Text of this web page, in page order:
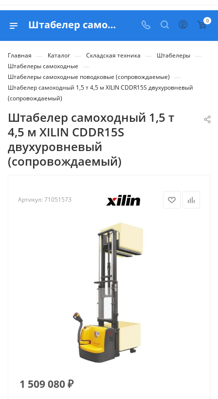
Штабелер самоходный 1,5 т 4,5 м XILIN CDDR15S двухуровневый (сопровождаемый) - купить в Belapex 0
Главная — Каталог — Складская техника — Штабелеры —
Штабелеры самоходные —
Штабелеры самоходные поводковые (сопровождаемые) —
Штабелер самоходный 1,5 т 4,5 м XILIN CDDR15S двухуровневый
(сопровождаемый)
Штабелер самоходный 1,5 т
4,5 м XILIN CDDR15S
двухуровневый
(сопровождаемый)
Артикул: 71051573
1 509 080₽